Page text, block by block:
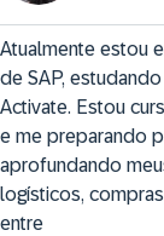
Atualmente estou
de SAP,
Activate. Estou
e me preparando
aprofundando
logísticos,
entre